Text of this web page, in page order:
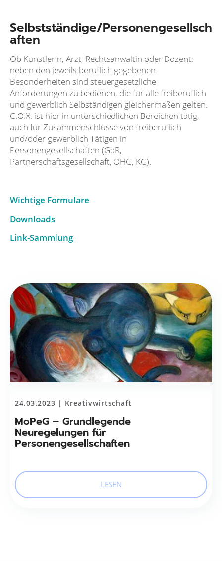
Selbstständige/Personengesellsch
aften
Ob Künstlerin, Arzt, Rechtsanwältin oder Dozent:
neben den jeweils beruflich gegebenen
Besonderheiten sind steuergesetzliche
Anforderungen zu bedienen, die für alle freiberuflich
und gewerblich Selbständigen gleichermaßen gelten.
C.O.X. ist hier in unterschiedlichen Bereichen tätig,
auch für Zusammenschlüsse von freiberuflich
und/oder gewerblich Tätigen in
Personengesellschaften (GbR,
Partnerschaftsgesellschaft, OHG, KG).
Wichtige Formulare
Downloads
Link-Sammlung
24.03.2023 | Kreativwirtschaft
MoPeG – Grundlegende
Neuregelungen für
Personengesellschaften
LESEN